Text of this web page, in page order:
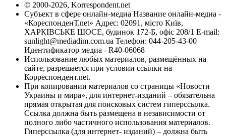
© 2000-2026, Korrespondent.net
Субъект в сфере онлайн-медиа Название онлайн-медиа -
«КореспонденТ.net» Адрес: 02091, місто Київ,
ХАРКІВСЬКЕ ШОСЕ, будинок 172-Б, офіс 208/1 E-mail:
sunlight@mediadim.com.ua Телефон: 044-205-43-00
Идентификатор медиа - R40-06068
Использование любых материалов, размещённых на
сайте, разрешается при условии ссылки на
Корреспондент.net.
При копировании материалов со страницы «Новости
Украины и мира», для интернет-изданий – обязательна
прямая открытая для поисковых систем гиперссылка.
Ссылка должна быть размещена в независимости от
полного либо частичного использования материалов.
Гиперссылка (для интернет- изданий) – должна быть